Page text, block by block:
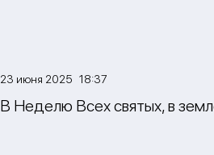
23 июня 2025 18:37
В Неделю Всех святых, в